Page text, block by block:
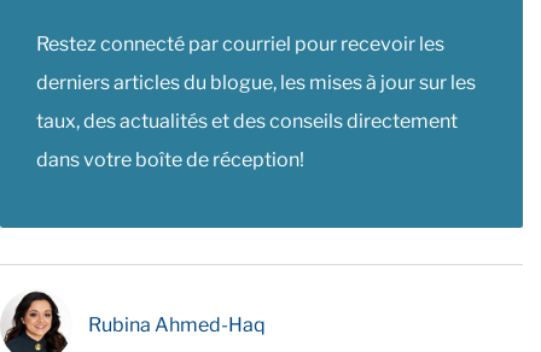
Restez connecté par courriel pour recevoir les
derniers articles du blogue, les mises à jour sur les
taux, des actualités et des conseils directement
dans votre boîte de réception!
Rubina Ahmed-Haq